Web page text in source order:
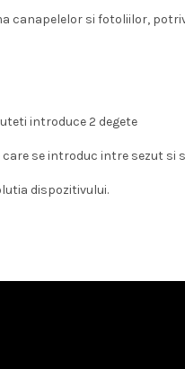
si fotoliilor,
introduce 2 degete
se introduc intre sezut
dispozitivului.